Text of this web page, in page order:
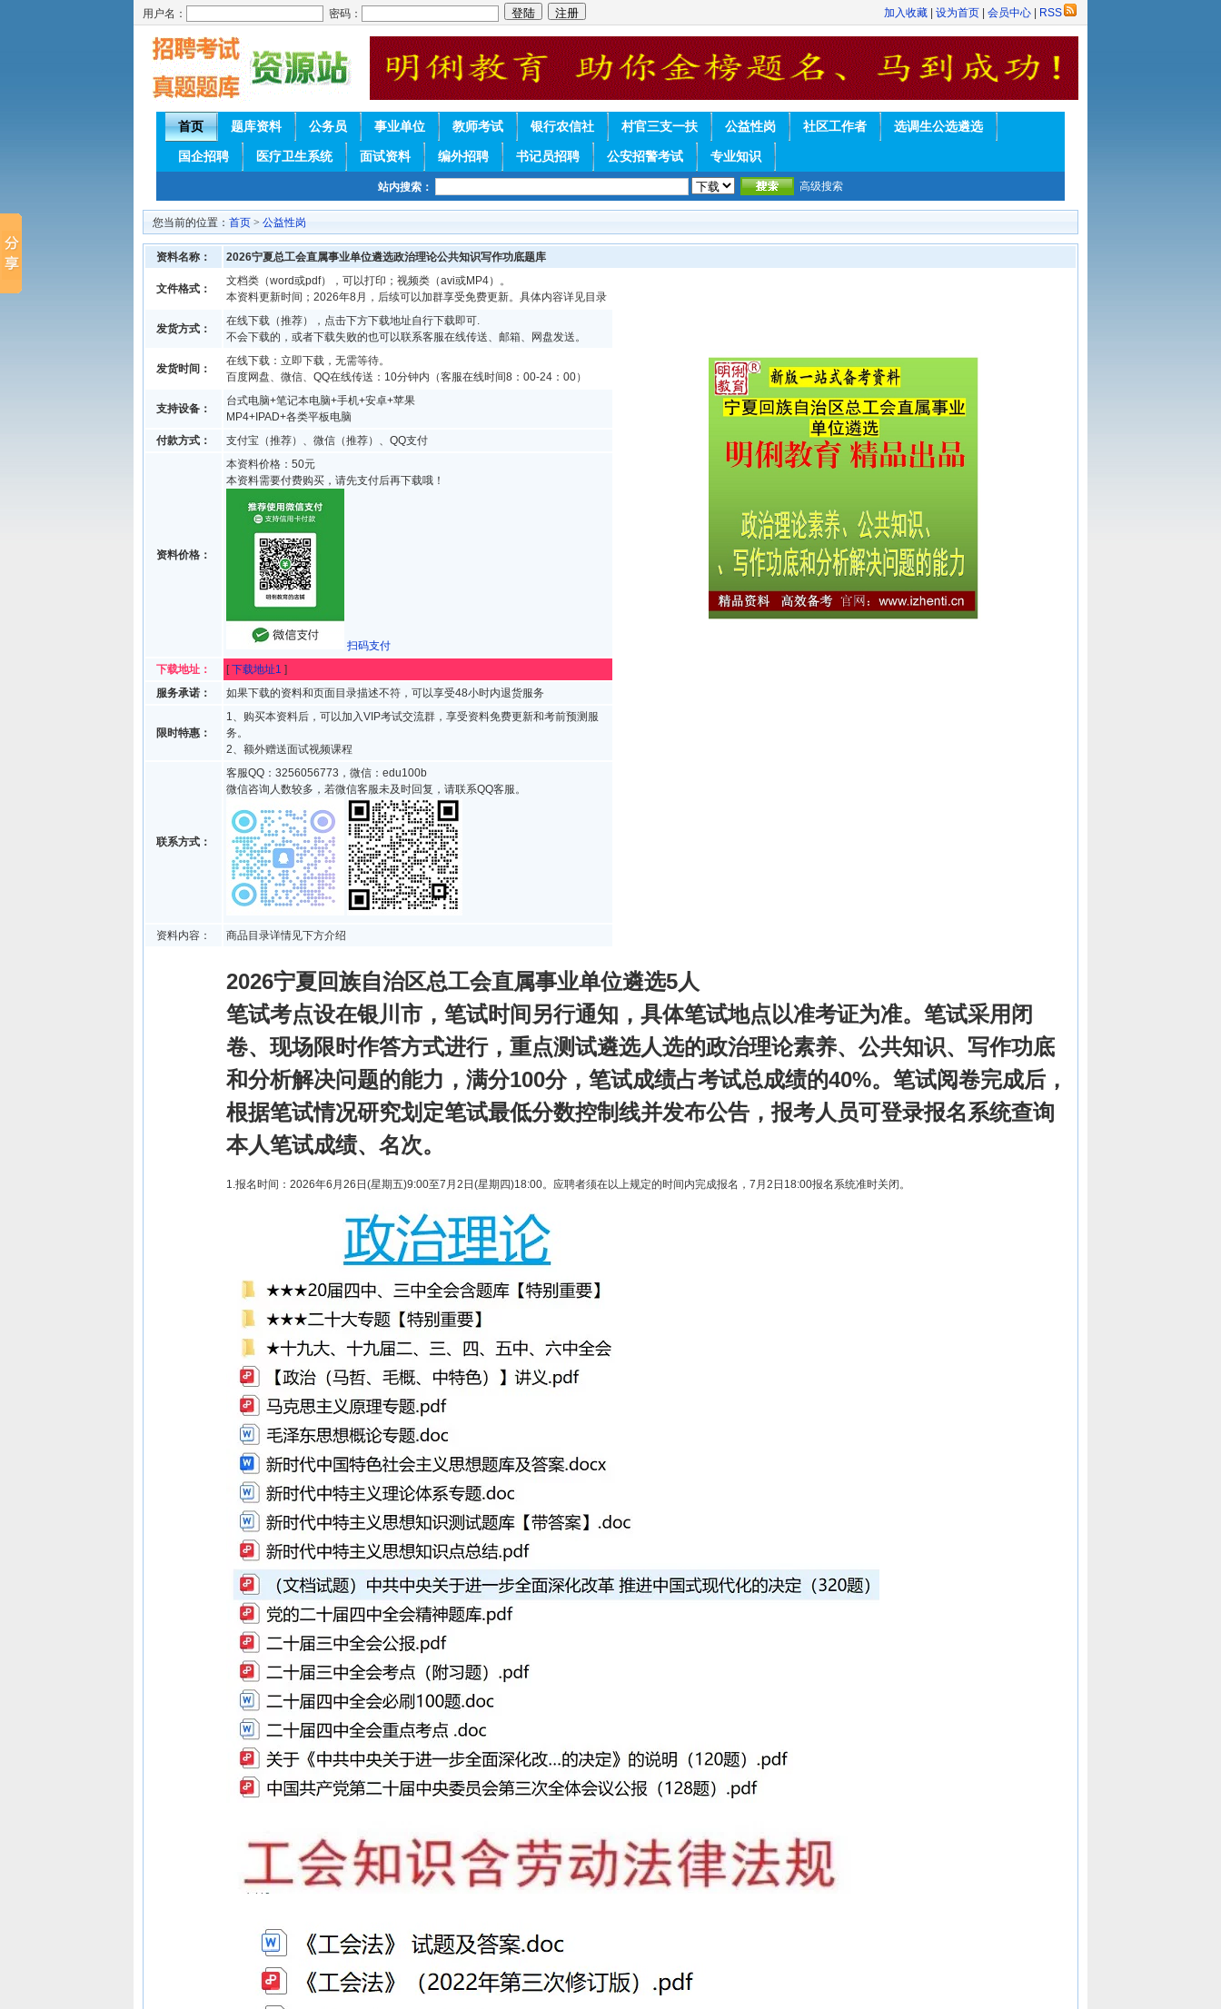
用户名： 密码： 加入收藏 设为首页 会员中心 RSS
首页 题库资料 公务员 事业单位 教师考试 银行农信社 村官三支一扶 公益性岗 社区工作者 选调生公选遴选
国企招聘 医疗卫生系统 面试资料 编外招聘 书记员招聘 公安招警考试 专业知识
站内搜索： 高级搜索
您当前的位置： 首页 > 公益性岗
资料名称： 2026宁夏总工会直属事业单位遴选政治理论公共知识写作功底题库
文件格式：
文档类（word或pdf），可以打印；视频类（avi或MP4）。
本资料更新时间；2026年8月，后续可以加群享受免费更新。具体内容详见目录
发货方式：
在线下载（推荐），点击下方下载地址自行下载即可.
不会下载的，或者下载失败的也可以联系客服在线传送、邮箱、网盘发送。
发货时间：
在线下载：立即下载，无需等待。
百度网盘、微信、QQ在线传送：10分钟内（客服在线时间8：00-24：00）
支持设备：
台式电脑+笔记本电脑+手机+安卓+苹果
MP4+IPAD+各类平板电脑
付款方式：
支付宝（推荐）、微信（推荐）、QQ支付
资料价格：
本资料价格：50元
本资料需要付费购买，请先支付后再下载哦！
扫码支付
下载地址：
[下载地址1 ]
服务承诺：
如果下载的资料和页面目录描述不符，可以享受48小时内退货服务
限时特惠：
1、购买本资料后，可以加入VIP考试交流群，享受资料免费更新和考前预测服
务。
2、额外赠送面试视频课程
联系方式：
客服QQ：3256056773，微信：edu100b
微信咨询人数较多，若微信客服未及时回复，请联系QQ客服。
资料内容： 商品目录详情见下方介绍
2026宁夏回族自治区总工会直属事业单位遴选5人
笔试考点设在银川市，笔试时间另行通知，具体笔试地点以准考证为准。笔试采用闭
卷、现场限时作答方式进行，重点测试遴选人选的政治理论素养、公共知识、写作功底
和分析解决问题的能力，满分100分，笔试成绩占考试总成绩的40%。笔试阅卷完成后，
根据笔试情况研究划定笔试最低分数控制线并发布公告，报考人员可登录报名系统查询
本人笔试成绩、名次。
1.报名时间：2026年6月26日(星期五)9:00至7月2日(星期四)18:00。应聘者须在以上规定的时间内完成报名，7月2日18:00报名系统准时关闭。